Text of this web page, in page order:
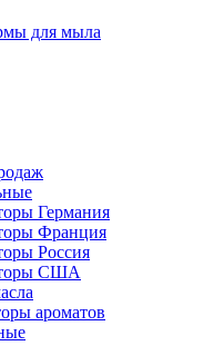
для мыла
Германия
Франция
Россия
США
ароматов